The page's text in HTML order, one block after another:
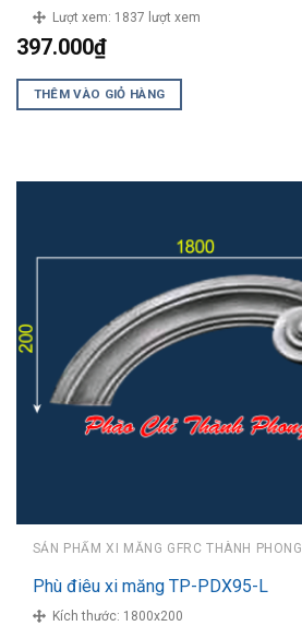
Lượt xem: 1837 lượt xem
397.000₫
THÊM VÀO GIỎ HÀNG
SẢN PHẨM XI MĂNG GFRC THÀNH PHONG
Phù điêu xi măng TP-PDX95-L
Kích thước: 1800x200